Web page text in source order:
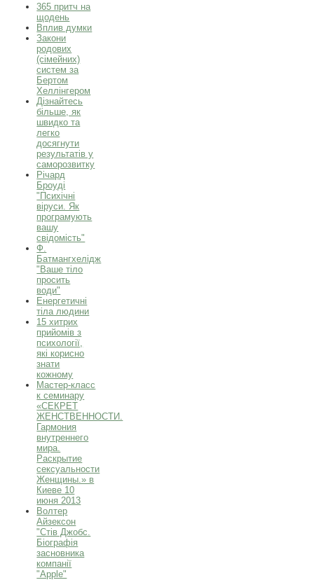
365 притч на
щодень
Вплив думки
Закони
родових
(сімейних)
систем за
Бертом
Хеллінгером
Дізнайтесь
більше, як
швидко та
легко
досягнути
результатів у
саморозвитку
Річард
Броуді
"Психічні
віруси. Як
програмують
вашу
свідомість"
Ф.
Батмангхелідж
"Ваше тіло
просить
води"
Енергетичні
тіла людини
15 хитрих
прийомів з
психології,
які корисно
знати
кожному
Мастер-класс
к семинару
«СЕКРЕТ
ЖЕНСТВЕННОСТИ.
Гармония
внутреннего
мира.
Раскрытие
сексуальности
Женщины.» в
Киеве 10
июня 2013
Волтер
Айзексон
"Стів Джобс.
Біографія
засновника
компанії
"Apple"